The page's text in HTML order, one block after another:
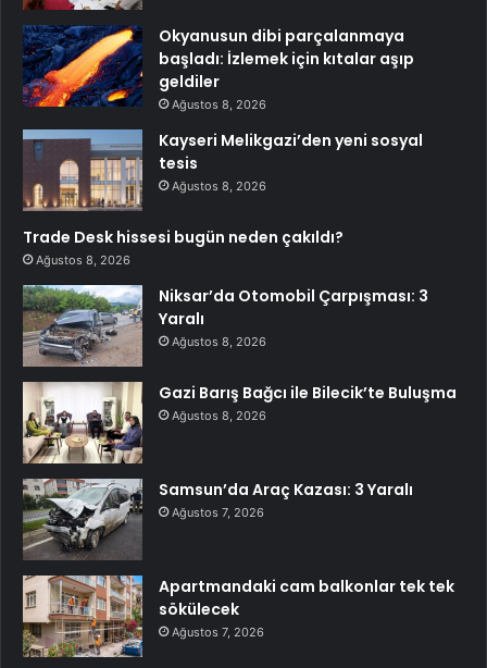
Okyanusun dibi parçalanmaya
başladı: İzlemek için kıtalar aşıp
geldiler
Ağustos 8, 2026
Kayseri Melikgazi’den yeni sosyal
tesis
Ağustos 8, 2026
Trade Desk hissesi bugün neden çakıldı?
Ağustos 8, 2026
Niksar’da Otomobil Çarpışması: 3
Yaralı
Ağustos 8, 2026
Gazi Barış Bağcı ile Bilecik’te Buluşma
Ağustos 8, 2026
Samsun’da Araç Kazası: 3 Yaralı
Ağustos 7, 2026
Apartmandaki cam balkonlar tek tek
sökülecek
Ağustos 7, 2026